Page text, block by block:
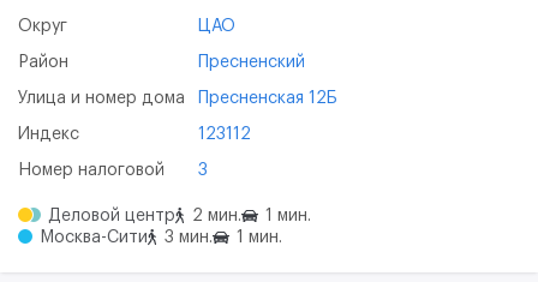
Округ ЦАО
Район Пресненский
Улица и номер дома Пресненская 12Б
Индекс 123112
Номер налоговой 3
Деловой центр 2 мин.
1 мин.
Москва-Сити
3 мин. 1 мин.